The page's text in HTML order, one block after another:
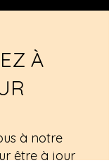
À
à notre
être à jour